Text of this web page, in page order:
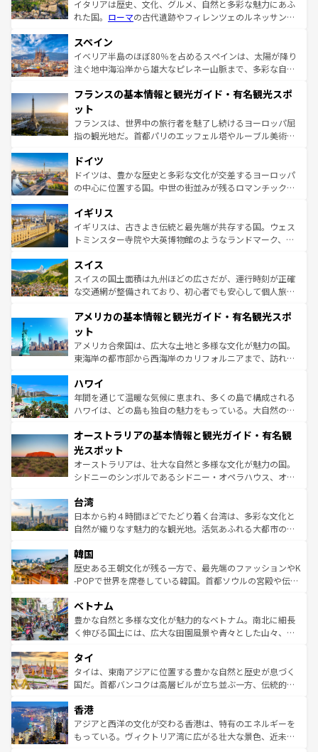
イタリアは歴史、文化、グルメ、自然と多彩な魅力にあふ
れた国。 ローマの古代遺跡やフィレンツェのルネッサンス
ろん、トスカーナの美しい田園風景やアマルフィ海岸の絶
景など、自然景観も見逃せない。観光の合間には、本場の
ピザやパスタなど、絶品のイタリア料理を堪能することも
ませてくれるイタリアで、忘れられない旅をしてみよう！
なお、新着のイタリア情報は
しい。
スペイン
イベリア半島のほぼ80％を占めるスペインは、太陽が降り
注ぐ地中海沿岸から雄大なピレネー山脈まで、多彩な自然
文化が根付くこの国では、情熱的なフラメンコ、熱気あふ
れる闘牛、そして美味しいタパスが生活の一部となってい
る。首都マドリードの洗練された雰囲気や、バルセロナの
アートに溢れた街角から、地方では古代ローマ遺跡や中世
せる。地方によって風土や気候が異なるスペインはその個
性で訪れる人を魅了する。 なお、新着のスペイン情報は コ
ンテンツ一覧を参照してほしい。
フランスの基本情報と観光ガイド・有名観光スポ
ット
フランスは、世界中の旅行者を魅了し続けるヨーロッパ屈
指の観光地だ。首都パリのエッフェル塔やルーブル美術館
で、幅広い魅力が詰まっている。華麗な宮殿、歴史的な大
聖堂、美しいビーチ、そして豊かな自然が、訪れる者を心
から魅了する。また、フランスは美食の国としても知ら
いる。シャンパンの発祥地であるランス、プロヴァンスの
香り高いラベンダー畑など、多彩な楽しみ方が可能だ。さ
らに、パリ以外の地域にも魅力が溢れており、どの街角に
れる地方に足を運ぶとそれぞれで全く異なる文化を体験で
きるだろう。 なお、新着のフランス情報はコンテンツ一覧
を参照してほしい。
ドイツ
ドイツは、豊かな歴史と多彩な文化が交差するヨーロッパ
の中心に位置する国。中世の街並みが残るロマンチック街
顔を持つこの国は、どこを歩いても飽きることがない。ベ
ルリンの文化的活気、バイエルン州のアルプスの絶景、そ
してライン川沿いのワイン畑といった風景は必見。ビール
は、お酒好きな人にはぜひ体験してほしい。 なお、新着の
ドイツ情報はコンテンツ一覧を参照してほしい。
イギリス
イギリスは、古きよき伝統と最先端が共存する国。ウェス
トミンスター寺院や大英博物館のようなランドマーク、歴
リアごとに異なる魅力がある。また、優雅なアフタヌーン
ティー、ビール好きにはたまらない英国パブ、サッカー観
戦など、本場だからこそできる体験も豊富。イギリスを旅
ンツ一覧を参照してほしい。
スイス
スイスの国土面積は九州ほどの広さだが、運行時刻が正確
な交通網が整備されており、初心者でも安心して個人旅行
の建物がそのまま残る町や、スイスならではのユニークな
博物館もあり、アルプス観光だけでなく町歩きも満喫する
ことができる。国民の所得が高いため物価も高いが、旅行
者向けの交通パス提供のサービスもあり、うまく活用すれ
着のスイス情報は
アメリカの基本情報と観光ガイド・有名観光スポ
ット
アメリカ合衆国は、広大な土地と多様な文化が魅力の国。
東海岸の都市部から西海岸のカリフォルニアまで、訪れる
のような巨大都市は、観光、ショッピング、エンターテイ
ンメントが詰まった刺激的なスポットだ。一方、アメリカ
西部には大自然が広がり、グランドキャニオンやイエロー
部のニューオーリンズでは、音楽と美食が融合した独特の
文化が魅力。旅行者はアメリカの各地域で異なる魅力を楽
しみながら、その多様性と豊かな歴史を感じることができ
るだろう。車でのロードトリップや列車の旅も、アメリカ
情報は
ハワイ
年間を通じて温暖な気候に恵まれ、多くの島で構成される
ハワイは、どの島も独自の魅力をもっている。大自然の神
ワイ島は見逃せない。また、定番の観光地といえばオアフ
島だが、静かな自然を求めるならマウイ島やカウアイ島が
おすすめ。エメラルドグリーンに輝く海をはじめ、豊かな
文化や歴史が息づいている。「アロハスピリット」と呼ば
人々、おいしいローカルフードやハワイアンミュージッ
ク、伝統的なフラダンスなど、すべてがハワイの魅力を彩
っている。訪れるたびに新しい発見と感動が待っているハ
はコンテンツ一覧
オーストラリアの基本情報と観光ガイド・有名観
光スポット
オーストラリアは、壮大な自然と多様な文化が魅力の国。
シドニーのシンボルであるシドニー・オペラハウス、オー
リアリーフや大陸中央部にそびえるウルル（エアーズロッ
ク）、タスマニアの美しい原生林やケアンズの熱帯雨林な
ど、見どころがたくさん。また、カフェやワイン、オージ
いる。アクティビティも充実しており、サーフィンやダイ
ビング、ハイキングなど、アウトドア好きにはたまらな
い。オーストラリアの多彩な魅力を存分に味わいつくそ
参照してほしい。
台湾
日本から約４時間ほどでたどり着く台湾は、多彩な文化と
自然が織りなす魅力的な観光地。活気あふれる大都市の台
ン）、静ひつな山岳地帯である台湾東部など、都市の喧騒
と山間の静けさが共存しており、訪れる人に新しい発見と
驚きをもたらしてくれる。また、奥深い台湾の食文化も魅
容にもいいと評判のスイーツなど、バラエティ豊かな料理
が味わえる。 なお、新着の台湾情報は コンテンツ一覧を参
照してほしい。
韓国
歴史ある王朝文化が残る一方で、最先端のファッションやK
-POPで世界を席巻している韓国。首都ソウルの宮殿や伝統
き、地方に足を延ばせば四季折々の自然美を楽しむことが
できる。そして、キムチや焼肉、絶品のストリートフード
まで、さまざまな韓国料理が待っている。夜には、韓国な
リティに包まれながら、韓国の多彩な魅力を心ゆくまで味
わってみてほしい。 なお、新着の韓国情報はコンテンツ一
覧を参照してほしい。
ベトナム
豊かな自然と多様な文化が魅力的なベトナム。南北に細長
く伸びる国土には、広大な田園風景や青々とした山々、世
急速な発展と共に伝統が息づく。ハノイの古い町並みやホ
ーチミン市のフランス統治時代の建物も、独特の雰囲気を
醸し出している。また、バラエティの豊かさとおいしさで
とつ。フォーやバインミー、ベトナムコーヒーなどは、ぜ
ひ現地で味わいたい。どの地域を訪れてもあたたかい人々
が旅行者を迎えてくれるので、きっと忘れられない旅にな
タイ
タイは、東南アジアに位置する豊かな自然と歴史が息づく
国だ。首都バンコクは高層ビルが立ち並ぶ一方、伝統的な
の活気が交差している。北部ではチェンマイなどの山岳地
帯で自然と触れ合い、南部ではプーケットやクラビの美し
いビーチでリゾート気分を楽しむことができる。タイ料理
香港
アジアと西洋の文化が交わる香港は、特有のエネルギーを
もっている。ヴィクトリア湾に広がる壮大な景色、近未来